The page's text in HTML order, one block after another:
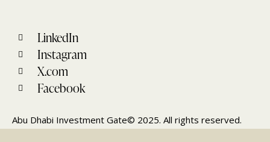
LinkedIn
Instagram
X.com
Facebook
Abu Dhabi Investment Gate© 2025. All rights reserved.